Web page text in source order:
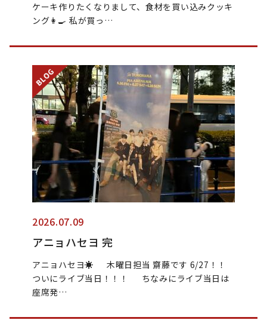
ケーキ作りたくなりまして、食材を買い込みクッキ
ング👩‍🍳 私が買っ…
2026.07.09
アニョハセヨ 完
アニョハセヨ☀️ 木曜日担当 齋藤です 6/27！！
ついにライブ当日！！！ ちなみにライブ当日は
座席発…